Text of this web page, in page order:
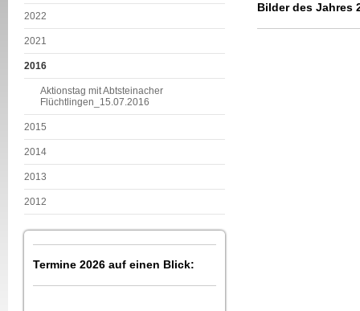
2022
2021
2016
Aktionstag mit Abtsteinacher
Flüchtlingen_15.07.2016
2015
2014
2013
2012
Termine 2026 auf einen Blick:
Bilder des Jahres